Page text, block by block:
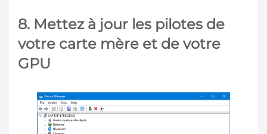
8. Mettez à jour les pilotes de
votre carte mère et de votre
GPU